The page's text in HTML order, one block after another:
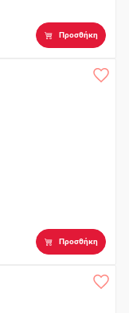
Προσθήκη
Προσθήκη